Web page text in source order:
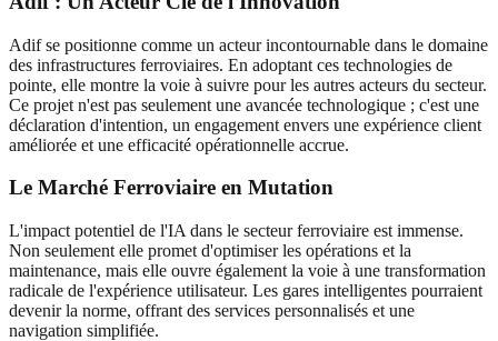
Adif se positionne comme un acteur incontournable dans le domaine
des infrastructures ferroviaires. En adoptant ces technologies de
pointe, elle montre la voie à suivre pour les autres acteurs du secteur.
Ce projet n'est pas seulement une avancée technologique ; c'est une
déclaration d'intention, un engagement envers une expérience client
améliorée et une efficacité opérationnelle accrue.
Le Marché Ferroviaire en Mutation
L'impact potentiel de l'IA dans le secteur ferroviaire est immense.
Non seulement elle promet d'optimiser les opérations et la
maintenance, mais elle ouvre également la voie à une transformation
radicale de l'expérience utilisateur. Les gares intelligentes pourraient
devenir la norme, offrant des services personnalisés et une
navigation simplifiée.